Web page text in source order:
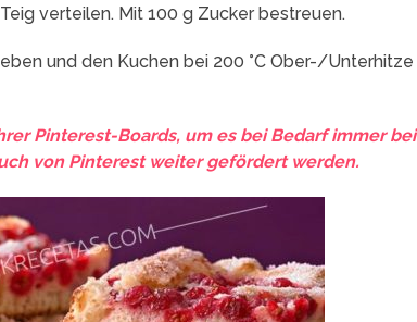
verteilen. Mit 100 g Zucker bestreuen.
und den Kuchen bei 200 °C Ober-/Unterhitze
Pinterest-Boards, um es bei Bedarf immer bei
von Pinterest weiter gefördert werden.